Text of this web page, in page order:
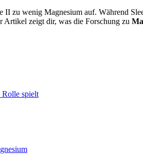
II zu wenig Magnesium auf. Während
Artikel zeigt dir, was die Forschung zu
Rolle spielt